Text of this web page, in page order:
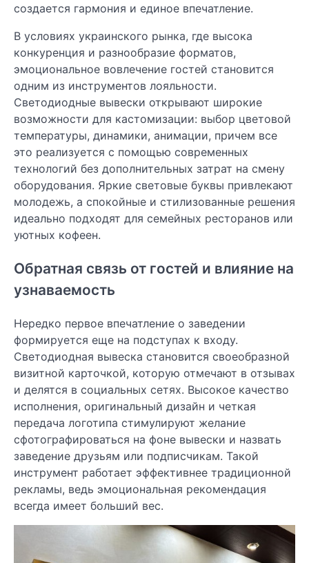
создается гармония и единое впечатление.
В условиях украинского рынка, где высока
конкуренция и разнообразие форматов,
эмоциональное вовлечение гостей становится
одним из инструментов лояльности.
Светодиодные вывески открывают широкие
возможности для кастомизации: выбор цветовой
температуры, динамики, анимации, причем все
это реализуется с помощью современных
технологий без дополнительных затрат на смену
оборудования. Яркие световые буквы привлекают
молодежь, а спокойные и стилизованные решения
идеально подходят для семейных ресторанов или
уютных кофеен.
Обратная связь от гостей и влияние на
узнаваемость
Нередко первое впечатление о заведении
формируется еще на подступах к входу.
Светодиодная вывеска становится своеобразной
визитной карточкой, которую отмечают в отзывах
и делятся в социальных сетях. Высокое качество
исполнения, оригинальный дизайн и четкая
передача логотипа стимулируют желание
сфотографироваться на фоне вывески и назвать
заведение друзьям или подписчикам. Такой
инструмент работает эффективнее традиционной
рекламы, ведь эмоциональная рекомендация
всегда имеет больший вес.